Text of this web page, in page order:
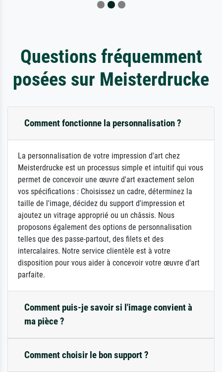
Questions fréquemment
posées sur Meisterdrucke
Comment fonctionne la personnalisation ?
La personnalisation de votre impression d'art chez
Meisterdrucke est un processus simple et intuitif qui vous
permet de concevoir une œuvre d'art exactement selon
vos spécifications : Choisissez un cadre, déterminez la
taille de l'image, décidez du support d'impression et
ajoutez un vitrage approprié ou un châssis. Nous
proposons également des options de personnalisation
telles que des passe-partout, des filets et des
intercalaires. Notre service clientèle est à votre
disposition pour vous aider à concevoir votre œuvre d'art
parfaite.
Comment puis-je savoir si l'image convient à
ma pièce ?
Comment choisir le bon support ?